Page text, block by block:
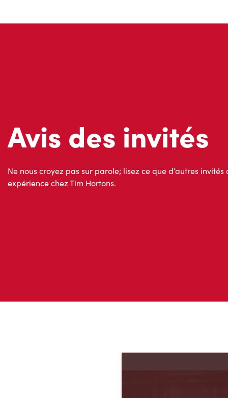
Avis des invités
Ne nous croyez pas sur parole; lisez ce que d’autres
expérience chez Tim Hortons.